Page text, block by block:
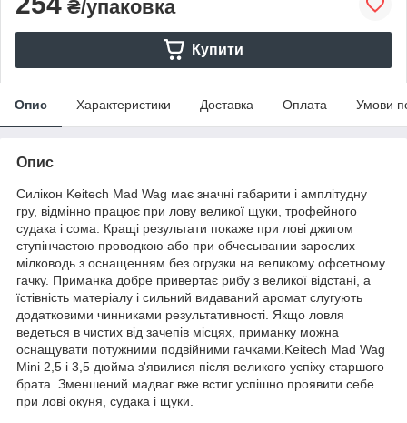
₴/упаковка
Купити
Опис Характеристики Доставка Оплата Умови
Опис
Силікон Keitech Mad Wag має значні габарити і амплітудну
гру, відмінно працює при лову великої щуки, трофейного
судака і сома. Кращі результати покаже при лові джигом
ступінчастою проводкою або при обчесывании зарослих
мілководь з оснащенням без огрузки на великому офсетному
гачку. Приманка добре привертає рибу з великої відстані, а
їстівність матеріалу і сильний видаваний аромат слугують
додатковими чинниками результативності. Якщо ловля
ведеться в чистих від зачепів місцях, приманку можна
оснащувати потужними подвійними гачками.Keitech Mad Wag
Mini 2,5 і 3,5 дюйма з'явилися після великого успіху старшого
брата. Зменшений мадваг вже встиг успішно проявити себе
при лові окуня, судака і щуки.